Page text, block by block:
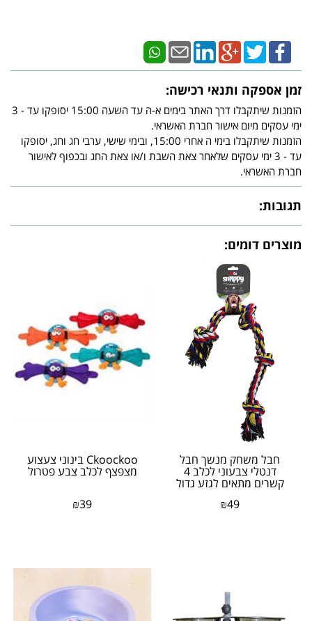
זמן אספקה ותנאי רכישה:
הזמנות שיתקבלו דרך האתר בימים א-ה עד השעה 15:00 יסופקו עד - 3
ימי עסקים מיום אישור חברת האשראי.
הזמנות שיתקבלו בימי ה אחרי 15:00, ובימי שישי, ערבי חג וחג, יסופקו
עד - 3 ימי עסקים שלאחר צאת השבת ו/או צאת החג ובכפוף לאישור
חברת האשראי.
תגובות:
מוצרים דומים:
חבל משחק מנשך חבל
דנטלי צבעוני לכלב 4
קשרים מתאים לגזע גדול
₪49
Ckoockoo בינוני צעצוע
מצפצף לכלב צבע פטרול
₪39